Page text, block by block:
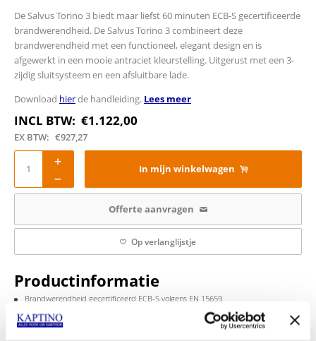
De Salvus Torino 3 biedt maar liefst 60 minuten ECB-S gecertificeerde
brandwerendheid. De Salvus Torino 3 combineert deze
brandwerendheid met een functioneel, elegant design en is
afgewerkt in een mooie antraciet kleurstelling. Uitgerust met een 3-
zijdig sluitsysteem en een afsluitbare lade.
Download hierde handleiding. Lees meer
INCL BTW: €1.122,00
EX BTW: €927,27
In mijn winkelwagen
Offerte aanvragen
Op verlanglijstje
Productinformatie
Brandwerendheid gecertificeerd ECB-S volgens EN 15659
Biedt bescherming tegen inbraak.